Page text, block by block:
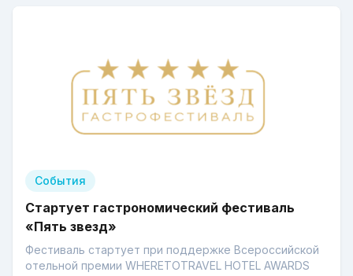
События
Стартует гастрономический фестиваль
«Пять звезд»
Фестиваль стартует при поддержке Всероссийской
отельной премии WHERETOTRAVEL HOTEL AWARDS